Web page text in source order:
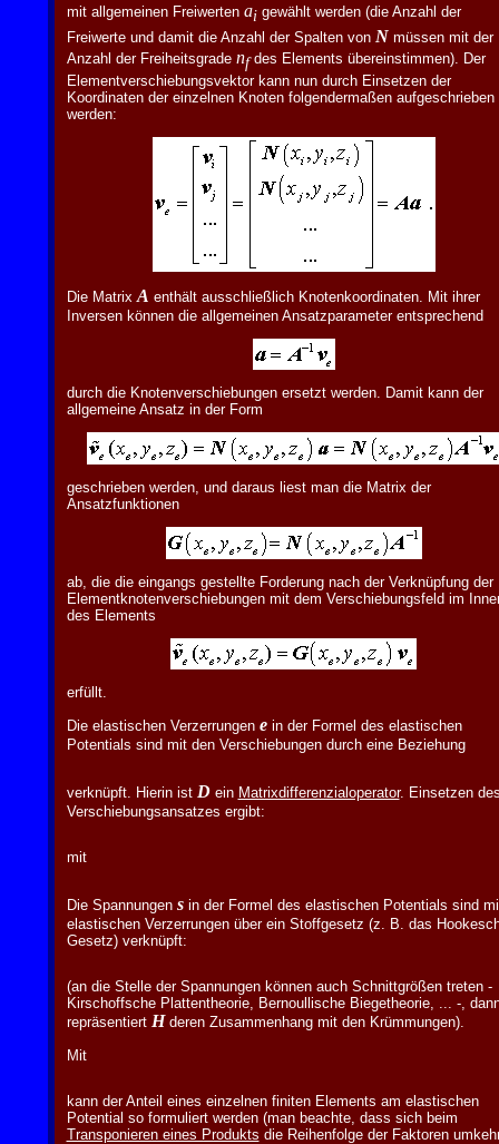
mit allgemeinen Freiwerten aigewählt werden (die Anzahl der
Freiwerte und damit die Anzahl der Spalten von Nmüssen mit der
Anzahl der Freiheitsgrade nfdes Elements übereinstimmen). Der
Elementverschiebungsvektor kann nun durch Einsetzen der
Koordinaten der einzelnen Knoten folgendermaßen aufgeschrieben
werden:
Die Matrix A enthält ausschließlich Knotenkoordinaten. Mit ihrer
Inversen können die allgemeinen Ansatzparameter entsprechend
durch die Knotenverschiebungen ersetzt werden. Damit kann der
allgemeine Ansatz in der Form
geschrieben werden, und daraus liest man die Matrix der
Ansatzfunktionen
ab, die die eingangs gestellte Forderung nach der Verknüpfung der
Elementknotenverschiebungen mit dem Verschiebungsfeld im
des Elements
erfüllt.
Die elastischen Verzerrungen ein der Formel des elastischen
Potentials sind mit den Verschiebungen durch eine Beziehung
verknüpft. Hierin ist Dein Matrixdifferenzialoperator. Einsetzen
Verschiebungsansatzes ergibt:
mit
Die Spannungen sin der Formel des elastischen Potentials sind
elastischen Verzerrungen über ein Stoffgesetz (z. B. das
Gesetz) verknüpft:
(an die Stelle der Spannungen können auch Schnittgrößen treten -
Kirschoffsche Plattentheorie, Bernoullische Biegetheorie, ... -,
repräsentiert Hderen Zusammenhang mit den Krümmungen).
Mit
kann der Anteil eines einzelnen finiten Elements am elastischen
Potential so formuliert werden (man beachte, dass sich beim
Transponieren eines Produkts die Reihenfolge der Faktoren